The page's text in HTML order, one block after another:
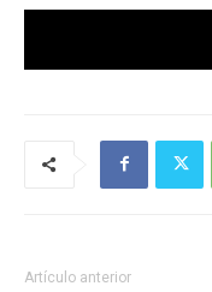
Artículo anterior